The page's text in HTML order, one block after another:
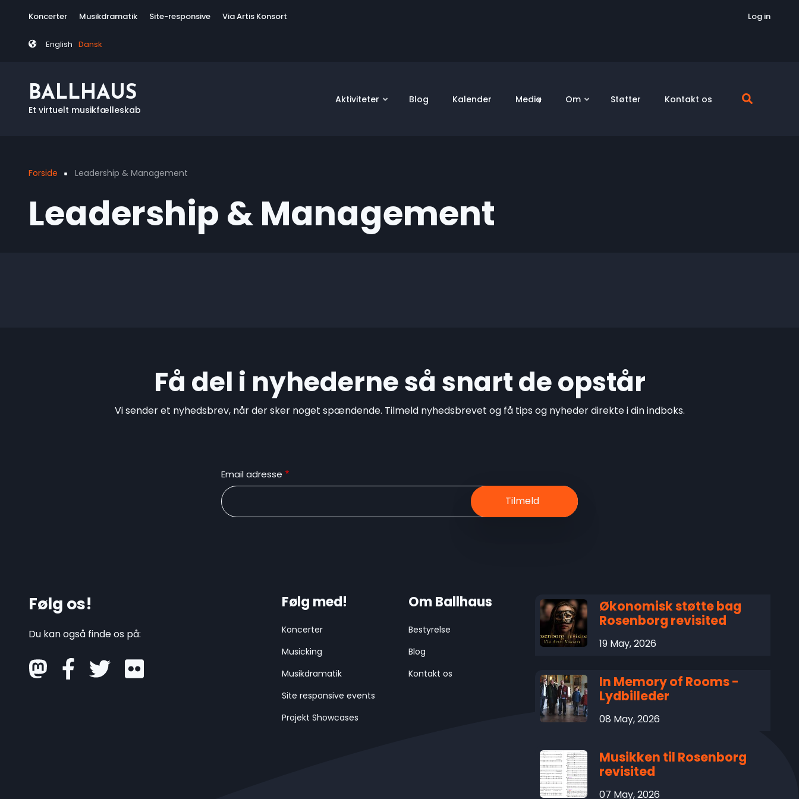
content
Tag
Koncerter Musikdramatik Site-responsive Via Artis Konsort
English Dansk
Log in
BALLHAUS
Et virtuelt musikfælleskab
Aktiviteter Blog Kalender Media Om Støtter Kontakt os
Breadcrumb
Forside Leadership & Management
Leadership & Management
Få del i nyhederne så snart de opstår
Vi sender et nyhedsbrev, når der sker noget spændende. Tilmeld nyhedsbrevet og få tips og nyheder direkte i din indboks.
Email adresse
Følg os!
Du kan også finde os på:
mastodon
Følg med!
Koncerter
Musicking
Musikdramatik
Site responsive events
Projekt Showcases
Om Ballhaus
Bestyrelse
Blog
Kontakt os
Økonomisk støtte bag
Rosenborg revisited
19 May, 2026
In Memory of Rooms -
Lydbilleder
08 May, 2026
Musikken til Rosenborg
revisited
07 May, 2026